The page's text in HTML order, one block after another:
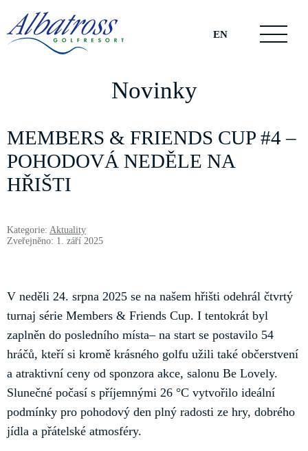
EN
Novinky
MEMBERS & FRIENDS CUP #4 –
POHODOVÁ NEDĚLE NA
HŘIŠTI
Kategorie: Aktuality
Zveřejněno: 1. září 2025
V neděli 24. srpna 2025 se na našem hřišti odehrál čtvrtý
turnaj série Members & Friends Cup. I tentokrát byl
zaplněn do posledního místa– na start se postavilo 54
hráčů, kteří si kromě krásného golfu užili také občerstvení
a atraktivní ceny od sponzora akce, salonu Be Lovely.
Slunečné počasí s příjemnými 26 °C vytvořilo ideální
podmínky pro pohodový den plný radosti ze hry, dobrého
jídla a přátelské atmosféry.